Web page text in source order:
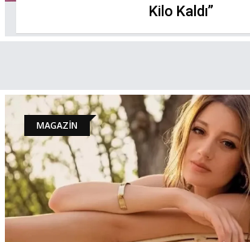
Kilo Kaldı”
MAGAZİN